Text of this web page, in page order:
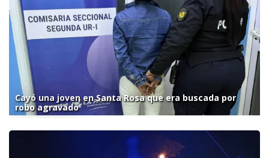
Cayó una joven en Santa Rosa que era buscada por
robo agravado